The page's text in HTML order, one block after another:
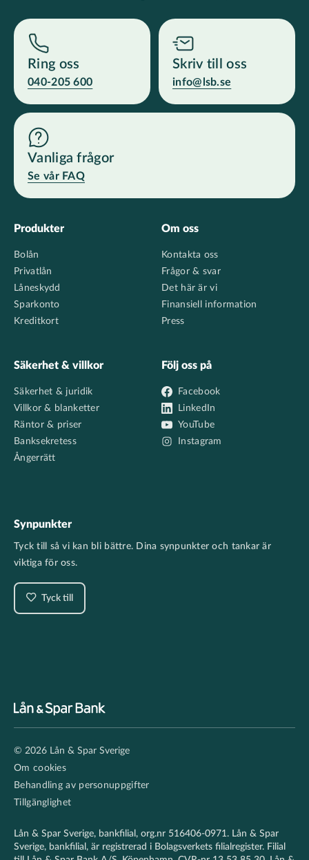
Ring oss
040-205 600
Skriv till oss
info@lsb.se
Vanliga frågor
Se vår FAQ
Footer
Produkter
Bolån
Privatlån
Låneskydd
Sparkonto
Kreditkort
Om oss
Kontakta oss
Frågor & svar
Det här är vi
Finansiell information
Press
Säkerhet & villkor
Säkerhet & juridik
Villkor & blanketter
Räntor & priser
Banksekretess
Ångerrätt
Följ oss på
Facebook
LinkedIn
YouTube
Instagram
Synpunkter
Tyck till så vi kan bli bättre. Dina synpunkter och tankar är
viktiga för oss.
Tyck till
secondary
© 2026 Lån & Spar Sverige
Om cookies
Behandling av personuppgifter
Tillgänglighet
Lån & Spar Sverige, bankfilial, org.nr 516406-0971. Lån & Spar
Sverige, bankfilial, är registrerad i Bolagsverkets filialregister. Filial